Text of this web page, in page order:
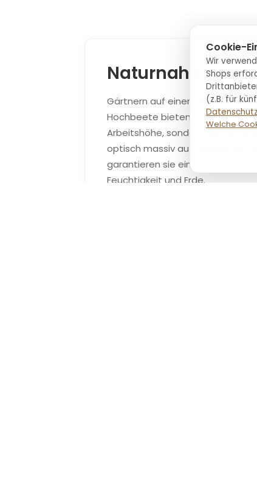
Naturnahe
Gärtnern auf einem neuen
Hochbeete bieten nicht nur eine
Arbeitshöhe, sondern werten
optisch massiv auf. Hergestellt
garantieren sie eine extreme
Feuchtigkeit und Erde.
Cookie-
Wir
Shops
(z.B. für
Welche